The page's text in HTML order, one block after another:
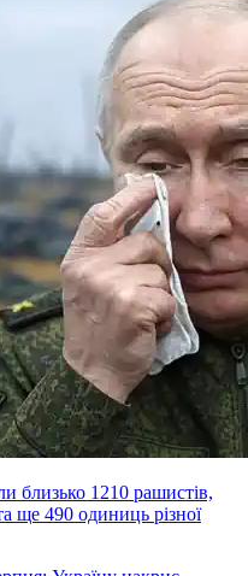
близько 1210 рашистів,
490 одиниць різної